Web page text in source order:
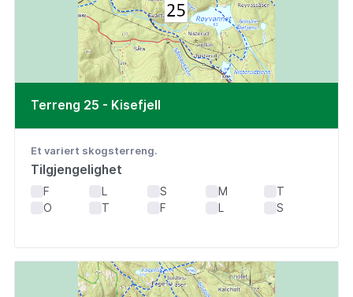
Terreng 25 - Kisefjell
Et variert skogsterreng.
Tilgjengelighet
F L S M
T
O
T F L S